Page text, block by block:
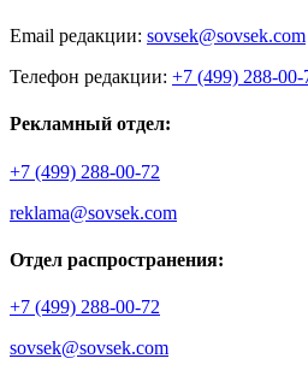
Email редакции: sovsek@sovsek.com
Телефон редакции: +7 (499) 288-00-
Рекламный отдел:
+7 (499) 288-00-72
reklama@sovsek.com
Отдел распространения:
+7 (499) 288-00-72
sovsek@sovsek.com